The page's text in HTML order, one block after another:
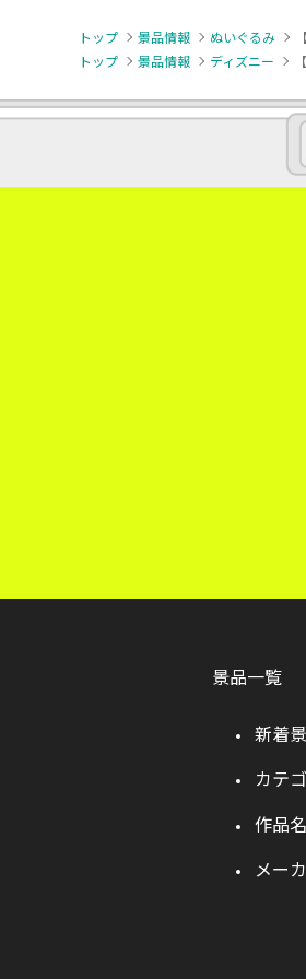
トップ 景品情報 ぬいぐるみ
トップ
景品情報 ディズニー
景品一覧
新着
カテ
作品
メー